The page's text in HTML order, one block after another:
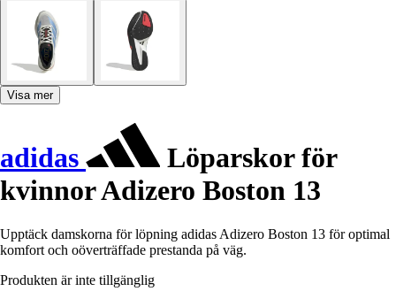
Visa mer
adidas
Löparskor för
kvinnor Adizero Boston 13
Upptäck damskorna för löpning adidas Adizero Boston 13 för optimal
komfort och oöverträffade prestanda på väg.
Produkten är inte tillgänglig